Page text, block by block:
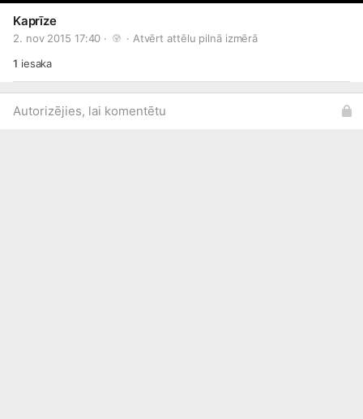
Kaprīze
2. nov 2015 17:40 · · Atvērt attēlu pilnā izmērā
1 iesaka
Autorizējies, lai komentētu